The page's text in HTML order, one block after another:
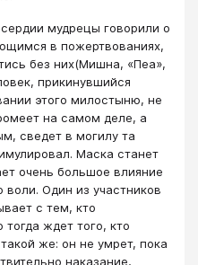
мудрецы говорили о
в пожертвованиях,
без них(Мишна, «Пеа»,
прикинувшийся
этого милостыню, не
на самом деле, а
сведет в могилу та
Маска станет
очень большое влияние
воли. Один из участников
с тем, кто
ждет того, кто
же: он не умрет, пока
наказание,